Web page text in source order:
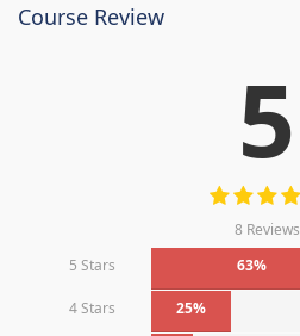
Course Review
5
8 Reviews
5 Stars
63%
4 Stars 25%